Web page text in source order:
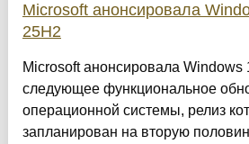
Microsoft анонсировала
25H2
Microsoft анонсировала
следующее функциональное
операционной системы, релиз
запланирован на вторую